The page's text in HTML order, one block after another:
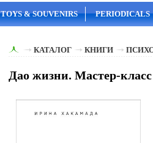
TOYS & SOUVENIRS PERIODICALS
КАТАЛОГ КНИГИ
Дао жизни. Мастер-